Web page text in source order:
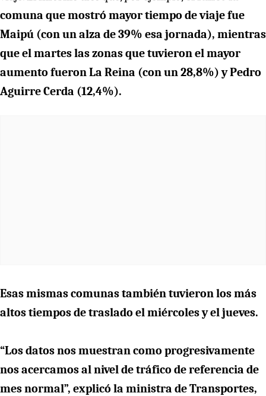
comuna que mostró mayor tiempo de viaje fue
Maipú (con un alza de 39% esa jornada), mientras
que el martes las zonas que tuvieron el mayor
aumento fueron La Reina (con un 28,8%) y Pedro
Aguirre Cerda (12,4%).
Esas mismas comunas también tuvieron los más
altos tiempos de traslado el miércoles y el jueves.
“Los datos nos muestran como progresivamente
nos acercamos al nivel de tráfico de referencia de
mes normal”, explicó la ministra de Transportes,